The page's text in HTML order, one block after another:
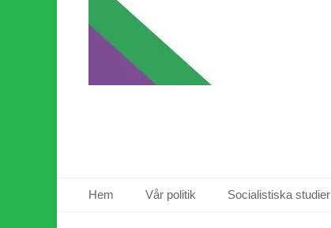
Primär meny
Hem Vår politik Socialistiska studier